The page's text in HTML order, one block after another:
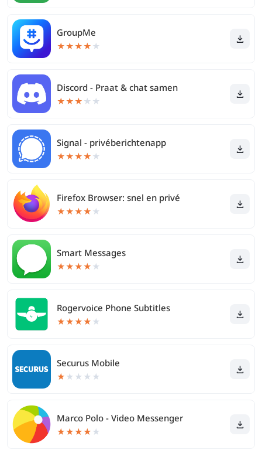
GroupMe
★★★★ ★
Discord - Praat & chat samen
★★★ ★ ★
Signal - privéberichtenapp
★★★★ ★
Firefox Browser: snel en privé
★★★★ ★
Smart Messages
★★★★ ★
Rogervoice Phone Subtitles
★★★★ ★
Securus Mobile
★ ★ ★ ★ ★
Marco Polo - Video Messenger
★★★★ ★